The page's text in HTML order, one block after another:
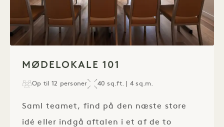
MØDELOKALE 101
Op til 12 personer 40 sq.ft. | 4 sq.m.
Saml teamet, find på den næste store
idé eller indgå aftalen i et af de to